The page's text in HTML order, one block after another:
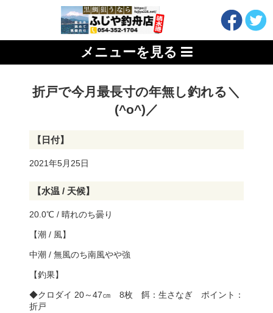
メニューを見る
折戸で今月最長寸の年無し釣れる＼
(^o^)／
【日付】
2021年5月25日
【水温 / 天候】
20.0℃ / 晴れのち曇り
【潮 / 風】
中潮 / 無風のち南風やや強
【釣果】
◆クロダイ 20～47㎝ 8枚 餌：生さなぎ ポイント：
折戸